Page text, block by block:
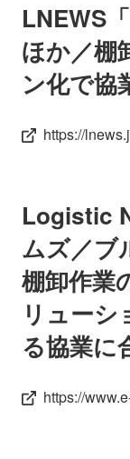
LNEWS
ほか／棚
ン化で協
https://
Logistic
ムズ／ブ
棚卸作業
リューシ
る協業に
https://